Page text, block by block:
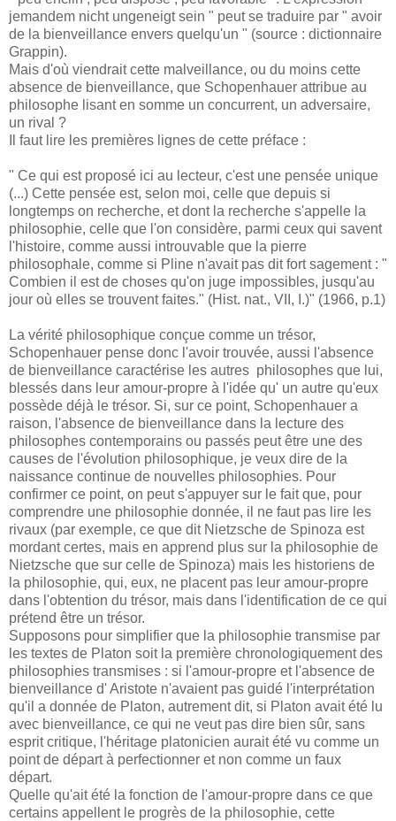
jemandem nicht ungeneigt sein " peut se traduire par " avoir
de la bienveillance envers quelqu'un " (source : dictionnaire
Grappin).
Mais d'où viendrait cette malveillance, ou du moins cette
absence de bienveillance, que Schopenhauer attribue au
philosophe lisant en somme un concurrent, un adversaire,
un rival ?
Il faut lire les premières lignes de cette préface :
" Ce qui est proposé ici au lecteur, c'est une pensée unique
(...) Cette pensée est, selon moi, celle que depuis si
longtemps on recherche, et dont la recherche s'appelle la
philosophie, celle que l'on considère, parmi ceux qui savent
l'histoire, comme aussi introuvable que la pierre
philosophale, comme si Pline n'avait pas dit fort sagement : "
Combien il est de choses qu'on juge impossibles, jusqu'au
jour où elles se trouvent faites." (Hist. nat., VII, I.)" (1966, p.1)
La vérité philosophique conçue comme un trésor,
Schopenhauer pense donc l'avoir trouvée, aussi l'absence
de bienveillance caractérise les autres philosophes que lui,
blessés dans leur amour-propre à l'idée qu' un autre qu'eux
possède déjà le trésor. Si, sur ce point, Schopenhauer a
raison, l'absence de bienveillance dans la lecture des
philosophes contemporains ou passés peut être une des
causes de l'évolution philosophique, je veux dire de la
naissance continue de nouvelles philosophies. Pour
confirmer ce point, on peut s'appuyer sur le fait que, pour
comprendre une philosophie donnée, il ne faut pas lire les
rivaux (par exemple, ce que dit Nietzsche de Spinoza est
mordant certes, mais en apprend plus sur la philosophie de
Nietzsche que sur celle de Spinoza) mais les historiens de
la philosophie, qui, eux, ne placent pas leur amour-propre
dans l'obtention du trésor, mais dans l'identification de ce qui
prétend être un trésor.
Supposons pour simplifier que la philosophie transmise par
les textes de Platon soit la première chronologiquement des
philosophies transmises : si l'amour-propre et l'absence de
bienveillance d' Aristote n'avaient pas guidé l'interprétation
qu'il a donnée de Platon, autrement dit, si Platon avait été lu
avec bienveillance, ce qui ne veut pas dire bien sûr, sans
esprit critique, l'héritage platonicien aurait été vu comme un
point de départ à perfectionner et non comme un faux
départ.
Quelle qu'ait été la fonction de l'amour-propre dans ce que
certains appellent le progrès de la philosophie, cette